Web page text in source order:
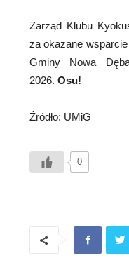
Zarząd Klubu
za okazane
Gminy Nowa
2026. Osu!
Źródło: UMiG
0